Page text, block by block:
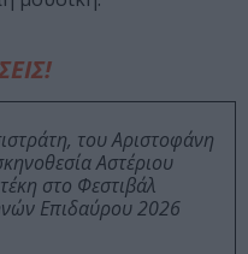
του Αριστοφάνη
Αστέριου
στο Φεστιβάλ
Επιδαύρου 2026